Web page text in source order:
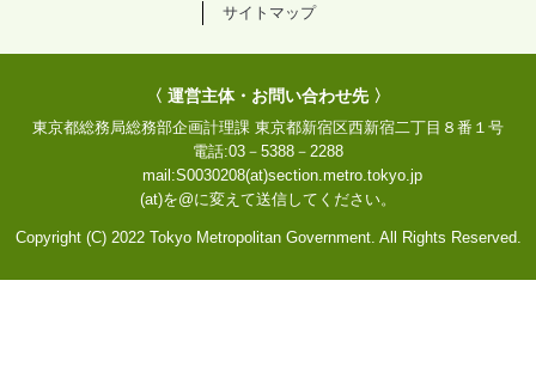
サイトマップ
〈 運営主体・お問い合わせ先 〉
東京都総務局総務部企画計理課 東京都新宿区西新宿二丁目８番１号
電話:03－5388－2288
mail:S0030208(at)section.metro.tokyo.jp
(at)を@に変えて送信してください。
Copyright (C) 2022 Tokyo Metropolitan Government. All Rights Reserved.